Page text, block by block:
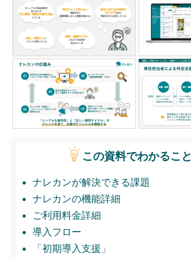
資料ダウンロード
無料トライアル
ログイン
この資料でわかること
ナレカンが解決できる課題
ナレカンの機能詳細
ご利用料金詳細
導入フロー
「初期導入支援」